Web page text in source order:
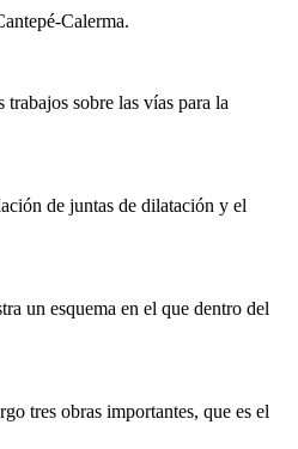
Calerma.
sobre las vías para la
de juntas de dilatación y el
un esquema en el que dentro del
tres obras importantes, que es el